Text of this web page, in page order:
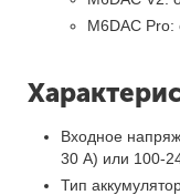
M6DAC Pro:
Входное
30 А) или 100-
Тип